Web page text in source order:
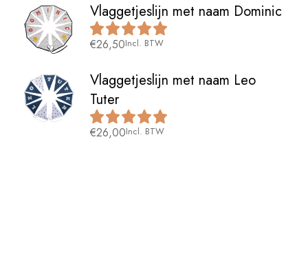
Vlaggetjeslijn met naam Dominic
€26,50Incl. BTW
Vlaggetjeslijn met naam Leo
Tuter
€26,00Incl. BTW